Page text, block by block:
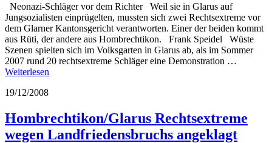
Neonazi-Schläger vor dem Richter Weil sie in Glarus auf
Jungsozialisten einprügelten, mussten sich zwei Rechtsextreme vor
dem Glarner Kantonsgericht verantworten. Einer der beiden kommt
aus Rüti, der andere aus Hombrechtikon. Frank Speidel Wüste
Szenen spielten sich im Volksgarten in Glarus ab, als im Sommer
2007 rund 20 rechtsextreme Schläger eine Demonstration …
Weiterlesen
19/12/2008
Hombrechtikon/Glarus Rechtsextreme
wegen Landfriedensbruchs angeklagt